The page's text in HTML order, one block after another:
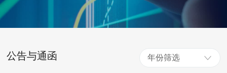
公告与通函 年份筛选